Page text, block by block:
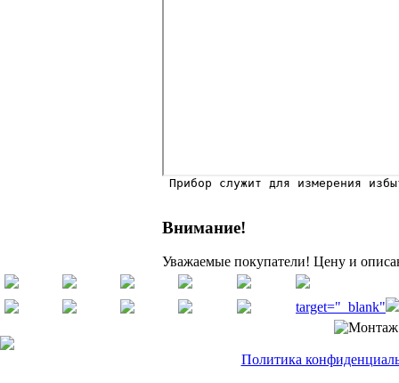
Прибор служит для измерения
Внимание!
Уважаемые покупатели! Цену и
target="_blank"
Политика